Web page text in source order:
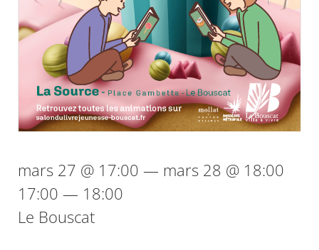
mars 27 @ 17:00 — mars 28 @ 18:00
17:00 — 18:00
Le Bouscat